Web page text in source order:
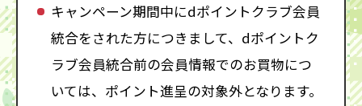
キャンペーン期間中にdポイントクラブ会員
統合をされた方につきまして、dポイントク
ラブ会員統合前の会員情報でのお買物につ
いては、ポイント進呈の対象外となります。